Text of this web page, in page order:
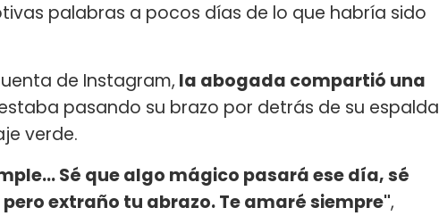
palabras a pocos días de lo que habría sido
de Instagram, la abogada compartió una
pasando su brazo por detrás de su espalda
verde.
Sé que algo mágico pasará ese día, sé
extraño tu abrazo. Te amaré siempre",